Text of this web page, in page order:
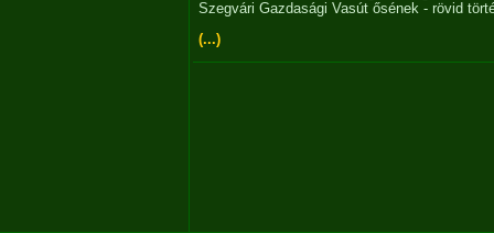
Szegvári Gazdasági Vasút ősének - rövid
(...)